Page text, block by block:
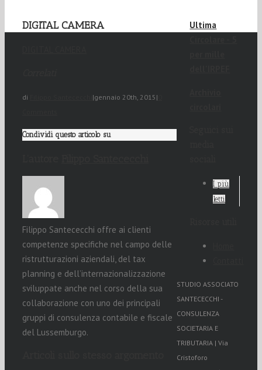
DIGITAL CAMERA
di |gennaio 20th, 2015 |
Condividi questo articolo su
Filippo Santececchi offre ai clienti
competenze specifiche nel campo delle
ristrutturazioni aziendali, del tax
planning e dell’internazionalizzazione
sviluppate anche nel corso della sua
collaborazione con uno dei principali
gruppi di consulenza contabile e fiscale
del Lussemburgo.
Ultima
I più
letti
STUDIO ASSOCIATO
SANTECECCHI -
CONSULENZA
SOCIETARIA E
TRIBUTARIA | Via
Cristoforo